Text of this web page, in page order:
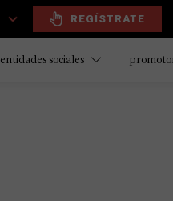
REGÍSTRATE
entidades sociales